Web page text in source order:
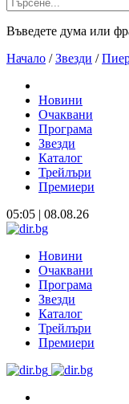
Въведете дума или
Начало / Звезди /
Новини
Очаквани
Програма
Звезди
Каталог
Трейлъри
Премиери
05:05 | 08.08.26
Новини
Очаквани
Програма
Звезди
Каталог
Трейлъри
Премиери